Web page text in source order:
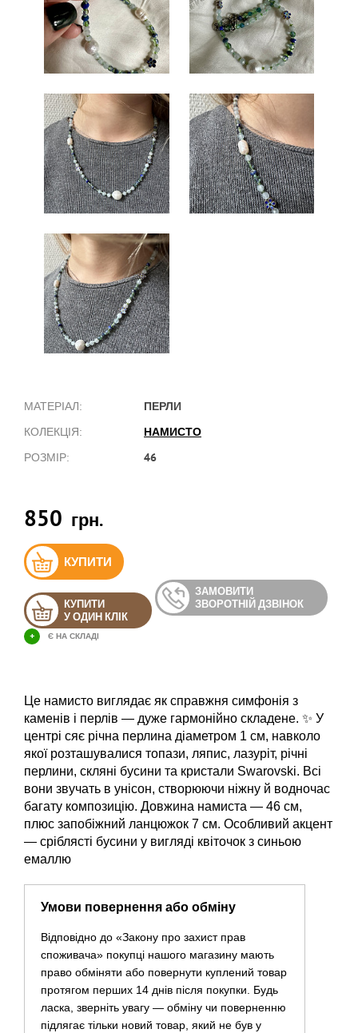
МАТЕРІАЛ: ПЕРЛИ
КОЛЕКЦІЯ: НАМИСТО
РОЗМІР: 46
850 грн.
КУПИТИ
КУПИТИ
У ОДИН КЛІК
ЗАМОВИТИ
ЗВОРОТНІЙ ДЗВІНОК
+ Є НА СКЛАДІ
Це намисто виглядає як справжня симфонія з
каменів і перлів — дуже гармонійно складене. ✨ У
центрі сяє річна перлина діаметром 1 см, навколо
якої розташувалися топази, ляпис, лазуріт, річні
перлини, скляні бусини та кристали Swarovski. Всі
вони звучать в унісон, створюючи ніжну й водночас
багату композицію. Довжина намиста — 46 см,
плюс запобіжний ланцюжок 7 см. Особливий акцент
— сріблясті бусини у вигляді квіточок з синьою
емаллю
Умови повернення або обміну
Відповідно до «Закону про захист прав
споживача» покупці нашого магазину мають
право обміняти або повернути куплений товар
протягом перших 14 днів після покупки. Будь
ласка, зверніть увагу — обміну чи поверненню
підлягає тільки новий товар, який не був у